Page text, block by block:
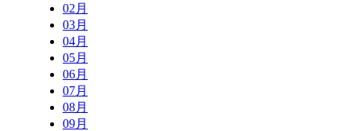
02月
03月
04月
05月
06月
07月
08月
09月